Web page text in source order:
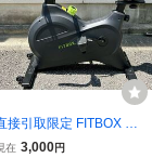
接引取限定 FITBOX エ
ロバイク FBX-001B フ
在 3,000円